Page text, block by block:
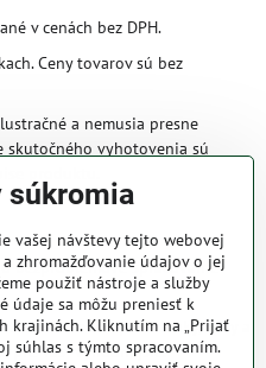
v cenách bez DPH.
Ceny tovarov sú bez
a nemusia presne
skutočného vyhotovenia sú
bezproblémové spracovanie
obchodné podmienky, ceny a
pre Vás výhodnejšie.
súkromia
vašej návštevy tejto webovej
zhromažďovanie údajov o jej
použiť nástroje a služby
údaje sa môžu preniesť k
krajinách. Kliknutím na „Prijať
súhlas s týmto spracovaním.